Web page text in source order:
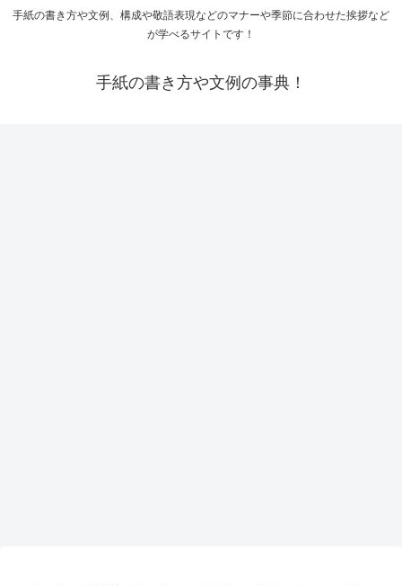
手紙の書き方や文例、構成や敬語表現などのマナーや季節に合わせた挨拶など
が学べるサイトです！
手紙の書き方や文例の事典！